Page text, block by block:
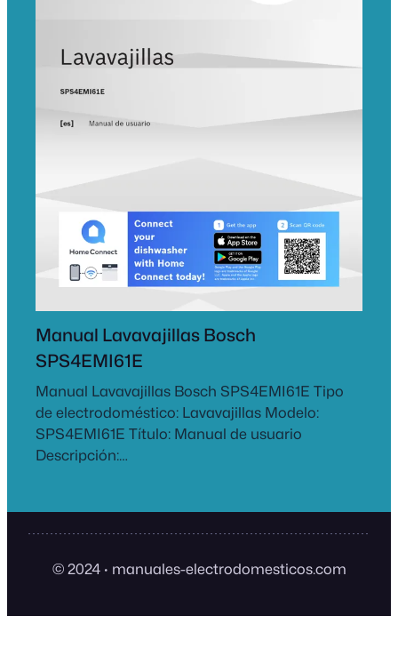
Manual Lavavajillas Bosch
SPS4EMI61E
Manual Lavavajillas Bosch SPS4EMI61E Tipo
de electrodoméstico: Lavavajillas Modelo:
SPS4EMI61E Título: Manual de usuario
Descripción:…
© 2024 · manuales-electrodomesticos.com